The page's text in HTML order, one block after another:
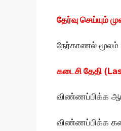
தேர்வு செய்யும்
நேர்காணல் மூலம்
கடைசி தேதி
விண்ணப்பிக்க
விண்ணப்பிக்க